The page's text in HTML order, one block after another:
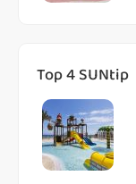
Top 4 SUNtip